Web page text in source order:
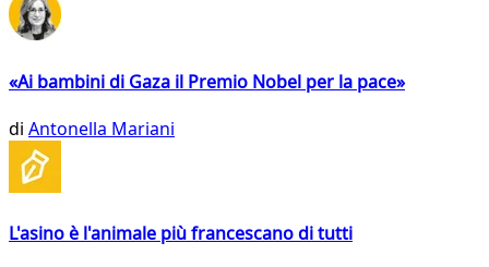
«Ai bambini di Gaza il Premio Nobel per la pace»
di Antonella Mariani
L'asino è l'animale più francescano di tutti